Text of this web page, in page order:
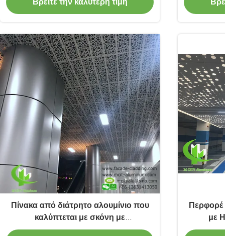
εσωτερική/εξωτερική διακόσμηση
Πίνακα από διάτρητο αλουμίνιο που
καλύπτεται με σκόνη με
προσαρμόσιμα χρώματα RAL για
Περφορέ
με